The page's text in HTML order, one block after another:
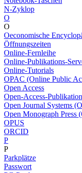
N-Zyklop
O
O
Oeconomische
Öffnungszeiten
Online-Fernleihe
Online-Publikations-
Online-Tutorials
OPAC (Online Public
Open Access
Open-Access-
Open Journal Systems
Open Monograph Press
OPUS
ORCID
P
P
Parkplätze
Passwort